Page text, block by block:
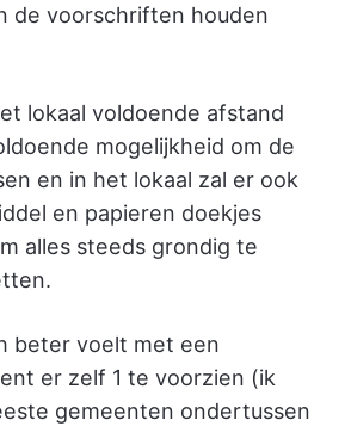
de voorschriften houden
lokaal voldoende afstand
mogelijkheid om de
en in het lokaal zal er ook
en papieren doekjes
alles steeds grondig te
beter voelt met een
er zelf 1 te voorzien (ik
gemeenten ondertussen